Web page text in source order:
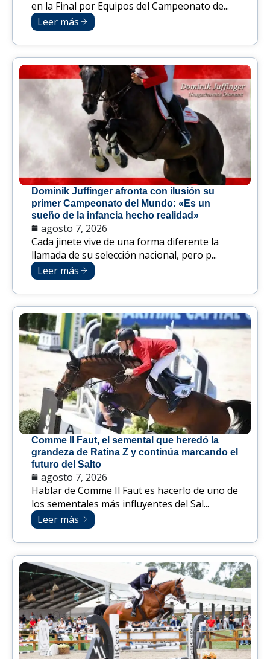
en la Final por Equipos del Campeonato de...
Leer más
Dominik Juffinger afronta con ilusión su
primer Campeonato del Mundo: «Es un
sueño de la infancia hecho realidad»
agosto 7, 2026
Cada jinete vive de una forma diferente la
llamada de su selección nacional, pero p...
Leer más
Comme Il Faut, el semental que heredó la
grandeza de Ratina Z y continúa marcando el
futuro del Salto
agosto 7, 2026
Hablar de Comme Il Faut es hacerlo de uno de
los sementales más influyentes del Sal...
Leer más